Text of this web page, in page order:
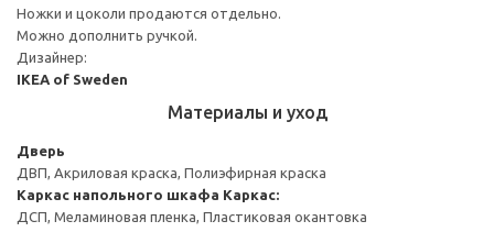
Ножки и цоколи продаются отдельно.
Можно дополнить ручкой.
Дизайнер:
IKEA of Sweden
Материалы и уход
Дверь
ДВП, Акриловая краска, Полиэфирная краска
Каркас напольного шкафа Каркас:
ДСП, Меламиновая пленка, Пластиковая окантовка